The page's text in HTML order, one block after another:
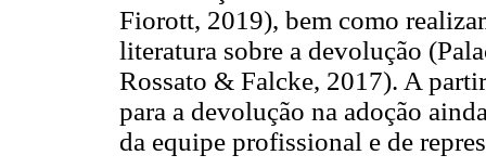
Fiorott, 2019), bem como
literatura sobre a devolução
Rossato & Falcke, 2017). A
para a devolução na adoção
da equipe profissional e de